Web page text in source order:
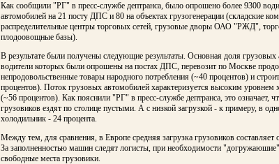
Как сообщили "РГ" в пресс-службе дептранса, было опрошено более 9300
автомобилей на 21 посту ДПС и 80 на объектах грузогенерации (складские
распределительные центры торговых сетей, грузовые дворы ОАО "РЖД",
плодоовощные базы).
В результате были получены следующие результаты. Основная доля грузовых
водители которых были опрошены на постах ДПС, перевозит по Москве
непродовольственные товары народного потребления (~40 процентов) и
процентов). Поток грузовых автомобилей характеризуется высоким уровнем
(~56 процентов). Как пояснили "РГ" в пресс-службе дептранса, это означает,
грузовиков ездят по столице пустыми. А с низкой загрузкой - к примеру, в
холодильник - 24 процента.
Между тем, для сравнения, в Европе средняя загрузка грузовиков составляет
За заполненностью машин следят логисты, при необходимости
свободные места грузовики.